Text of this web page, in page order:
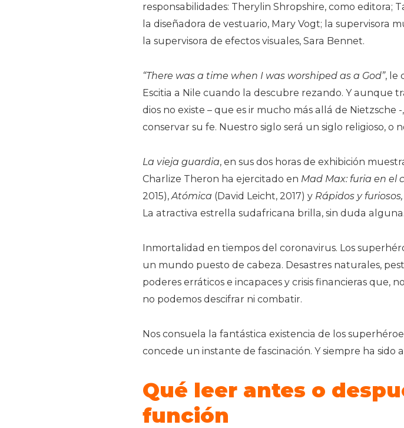
responsabilidades: Therylin Shropshire, como editora;
la diseñadora de vestuario, Mary Vogt; la supervisora
la supervisora de efectos visuales, Sara Bennet.
“There was a time when I was worshiped as a God”, le
Escitia a Nile cuando la descubre rezando. Y aunque
dios no existe – que es ir mucho más allá de Nietzsche
conservar su fe. Nuestro siglo será un siglo religioso, o
La vieja guardia, en sus dos horas de exhibición
Charlize Theron ha ejercitado en Mad Max: furia en el
2015),Atómica (David Leicht, 2017) y Rápidos y
La atractiva estrella sudafricana brilla, sin duda alguna.
Inmortalidad en tiempos del coronavirus. Los
un mundo puesto de cabeza. Desastres naturales,
poderes erráticos e incapaces y crisis financieras que,
no podemos descifrar ni combatir.
Nos consuela la fantástica existencia de los
concede un instante de fascinación. Y siempre ha sido
Qué leer antes o
función